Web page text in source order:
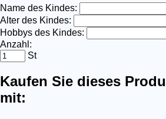
Name des Kindes:
Alter des Kindes:
Hobbys des Kindes:
Anzahl:
St
Kaufen Sie dieses
mit: